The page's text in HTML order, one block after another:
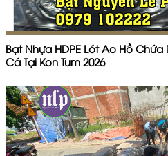
Bạt Nhựa HDPE Lót Ao Hồ
Cá Tại Kon Tum 2026